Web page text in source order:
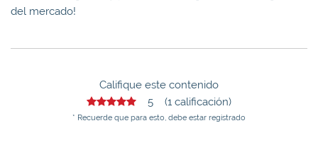
del mercado!
Califique este contenido
5 (1 calificación)
* Recuerde que para esto, debe estar registrado